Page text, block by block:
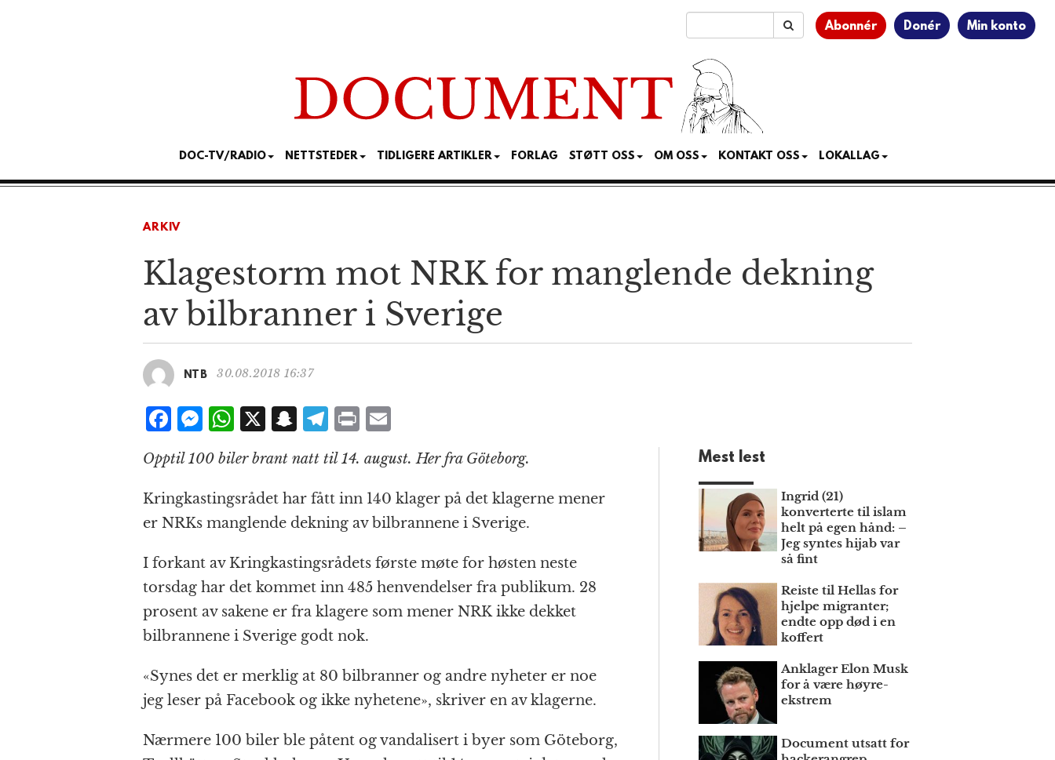
Abonnér Donér Min konto
DOC-TV/RADIO NETTSTEDER TIDLIGERE ARTIKLER FORLAG STØTT OSS OM OSS KONTAKT OSS LOKALLAG
ARKIV
Klagestorm mot NRK for manglende dekning
av bilbranner i Sverige
NTB 30.08.2018 16:37
F
a
c
e
b
o
k
M
e
ss
e
n
e
r
W
h
at
s
A
p
X S
a
p
c
at
T
el
e
g
r
m
P
n
t
m
ai
l
Opptil 100 biler brant natt til 14. august. Her fra Göteborg.
Kringkastingsrådet har fått inn 140 klager på det klagerne mener
er NRKs manglende dekning av bilbrannene i Sverige.
I forkant av Kringkastingsrådets første møte for høsten neste
torsdag har det kommet inn 485 henvendelser fra publikum. 28
prosent av sakene er fra klagere som mener NRK ikke dekket
bilbrannene i Sverige godt nok.
«Synes det er merklig at 80 bilbranner og andre nyheter er noe
jeg leser på Facebook og ikke nyhetene», skriver en av klagerne.
Nærmere 100 biler ble påtent og vandalisert i byer som Göteborg,
Mest lest
Ingrid (21)
konverterte til islam
helt på egen hånd: –
Jeg syntes hijab var
så fint
Reiste til Hellas for
hjelpe migranter;
endte opp død i en
koffert
Anklager Elon Musk
for å være høyre­
ekstrem
Document utsatt for